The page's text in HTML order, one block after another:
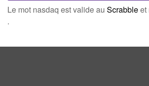
bourse
dealer
Connectez-vous inscrivez-vous
Le mot nasdaq est valide au Scrabbleet
.